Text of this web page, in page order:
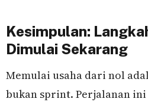
Kesimpulan:
Dimulai Sekarang
Memulai usaha dari nol
bukan sprint. Perjalanan